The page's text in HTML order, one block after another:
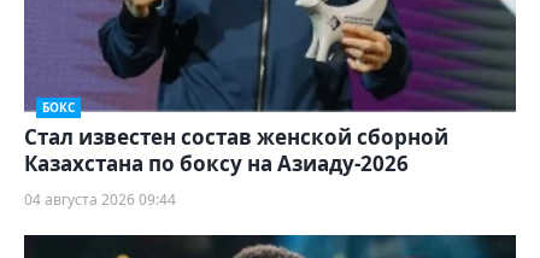
БОКС
Стал известен состав женской сборной
Казахстана по боксу на Азиаду-2026
04 августа 2026 09:44